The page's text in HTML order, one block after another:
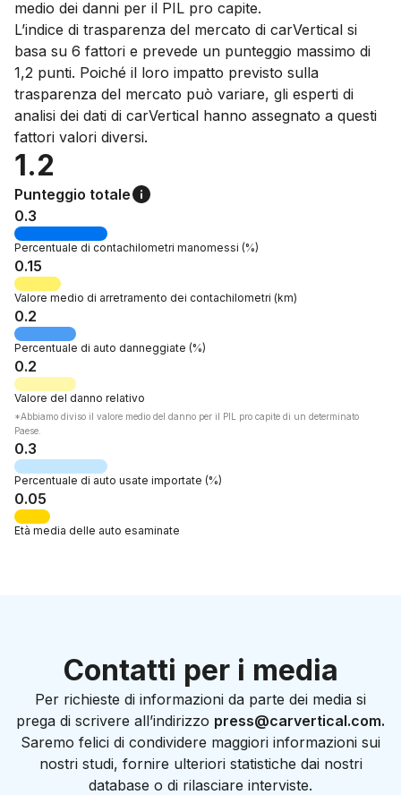
medio dei danni per il PIL pro capite.
L’indice di trasparenza del mercato di carVertical si
basa su 6 fattori e prevede un punteggio massimo di
1,2 punti. Poiché il loro impatto previsto sulla
trasparenza del mercato può variare, gli esperti di
analisi dei dati di carVertical hanno assegnato a questi
fattori valori diversi.
1.2
Punteggio totale
0.3
Percentuale di contachilometri manomessi (%)
0.15
Valore medio di arretramento dei contachilometri (km)
0.2
Percentuale di auto danneggiate (%)
0.2
Valore del danno relativo
*Abbiamo diviso il valore medio del danno per il PIL pro capite di un determinato
Paese.
0.3
Percentuale di auto usate importate (%)
0.05
Età media delle auto esaminate
Contatti per i media
Per richieste di informazioni da parte dei media si
prega di scrivere all’indirizzo press@carvertical.com.
Saremo felici di condividere maggiori informazioni sui
nostri studi, fornire ulteriori statistiche dai nostri
database o di rilasciare interviste.